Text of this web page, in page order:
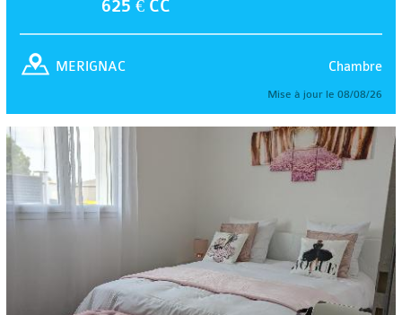
625 € CC
Chambre
MERIGNAC
Mise à jour le 08/08/26